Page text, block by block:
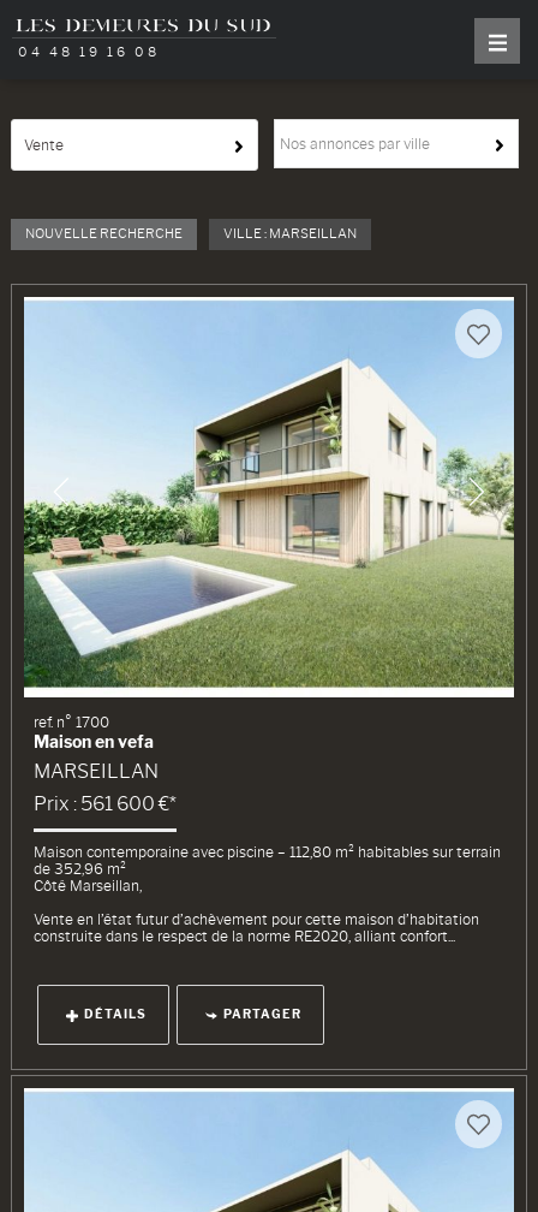
04 48 19 16 08
Vente Nos annonces par ville
NOUVELLE RECHERCHE VILLE : MARSEILLAN
ref. n° 1700
Maison en vefa
MARSEILLAN
Prix : 561 600 €*
Maison contemporaine avec piscine – 112,80 m² habitables sur terrain
de 352,96 m²
Côté Marseillan,
Vente en l’état futur d’achèvement pour cette maison d’habitation
construite dans le respect de la norme RE2020, alliant confort...
DÉTAILS PARTAGER